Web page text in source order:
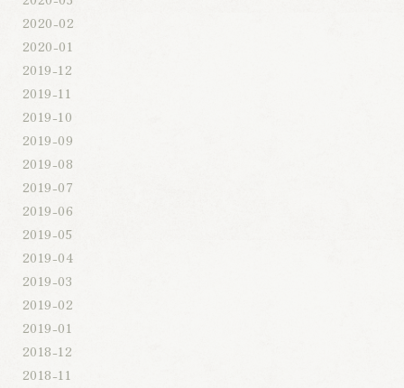
2020-02
2020-01
2019-12
2019-11
2019-10
2019-09
2019-08
2019-07
2019-06
2019-05
2019-04
2019-03
2019-02
2019-01
2018-12
2018-11